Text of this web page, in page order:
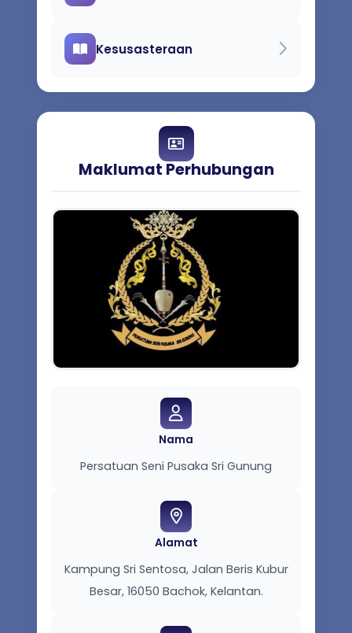
Kesusasteraan
Maklumat Perhubungan
Nama
Persatuan Seni Pusaka Sri Gunung
Alamat
Kampung Sri Sentosa, Jalan Beris Kubur
Besar, 16050 Bachok, Kelantan.